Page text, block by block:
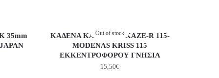
35mm
Out of stock
ΚΑΔΕΝΑ KAWASAKI KAZE-R 115-
MODENAS KRISS 115
ΕΚΚΕΝΤΡΟΦΟΡΟΥ ΓΝΗΣΙΑ
15,50€